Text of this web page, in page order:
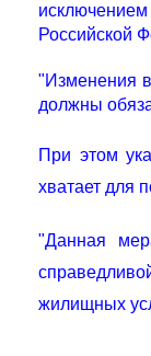
исключением
Российской
"Изменения
должны
При этом
хватает для
"Данная
жилищных